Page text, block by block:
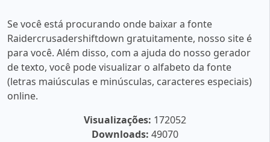
Se você está procurando onde baixar a fonte
Raidercrusadershiftdown gratuitamente, nosso site é
para você. Além disso, com a ajuda do nosso gerador
de texto, você pode visualizar o alfabeto da fonte
(letras maiúsculas e minúsculas, caracteres especiais)
online.
Visualizações: 172052
Downloads: 49070